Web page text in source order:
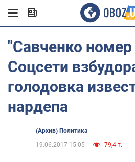
"Савченко номер
Соцсети
голодовка
нардепа
(Архив) Политика
19.06.2017 15:05
79,4 т.